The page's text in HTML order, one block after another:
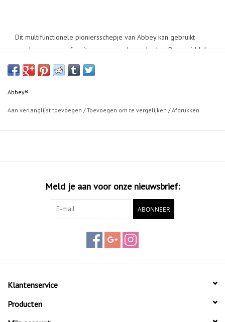
Dit multifunctionele pioniersschepje van Abbey kan gebruikt
worden voor graaf-, spit- en zaagwerkzaamheden. Door middel
van een schroefsluiting vergrendelt het blad zich in een rechte
positie of onder een hoek van 90 graden. Je kunt zijn
schop, voor het zwaardere werk.
Abbey®
Aan verlanglijst toevoegen /Toevoegen om te vergelijken /Afdrukken
Meld je aan voor onze nieuwsbrief:
ABONNEER
Klantenservice
Producten